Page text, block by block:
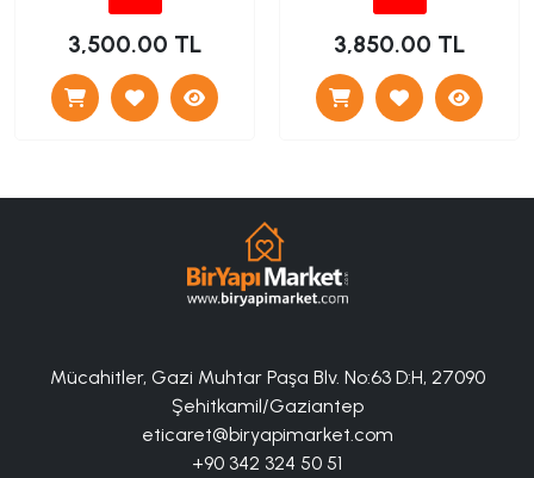
3,500.00 TL 3,850.00 TL
Mücahitler, Gazi Muhtar Paşa Blv. No:63 D:H, 27090
Şehitkamil/Gaziantep
eticaret@biryapimarket.com
+90 342 324 50 51